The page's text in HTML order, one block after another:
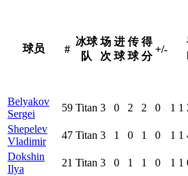
球员 #
冰球
队
场
次
进
球
传
球
得
分
+/-
Belyakov
Sergei
59 Titan 3 0 2 2 0 1 1
Shepelev
Vladimir
47 Titan 3 1 0 1 0 1 1
Dokshin
Ilya
21 Titan 3 0 1 1 0 1 1